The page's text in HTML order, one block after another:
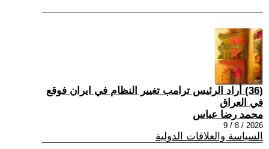
(36) أراد الرئيس ترامب تغيير النظام في ايران فوقع
في العراق
محمد رضا عباس
2026 / 8 / 9
السياسة والعلاقات الدولية